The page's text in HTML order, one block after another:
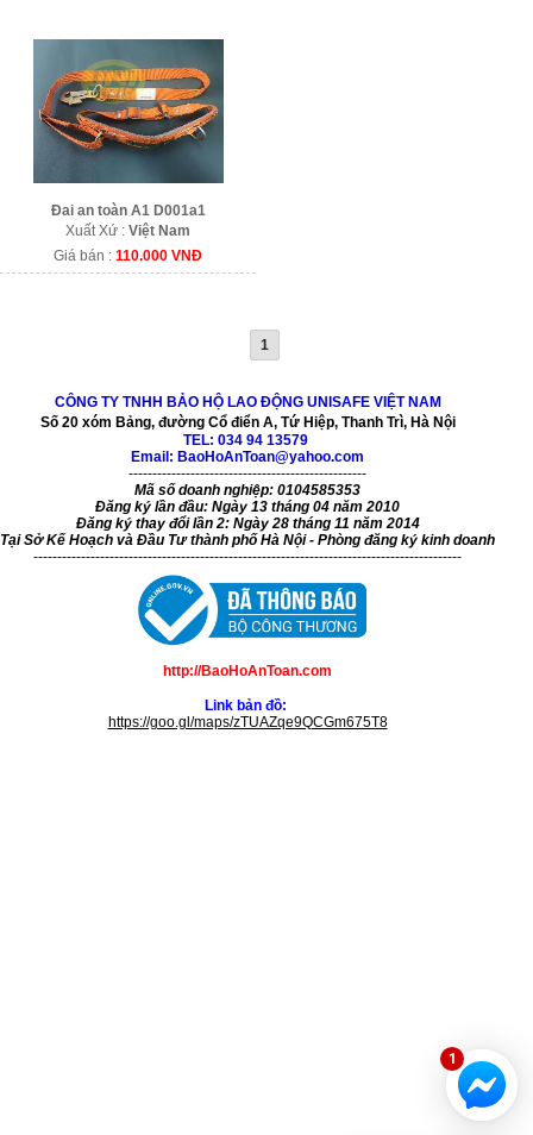
Đai an toàn A1 D001a1
Xuất Xứ :Việt Nam
Giá bán :110.000 VNĐ
1
CÔNG TY TNHH BẢO HỘ LAO ĐỘNG UNISAFE VIỆT NAM
Số 20 xóm Bảng, đường Cổ điển A, Tứ Hiệp, Thanh Trì, Hà Nội
TEL: 034 94 13579
Email: BaoHoAnToan@yahoo.com
--------------------------------------------------
Mã số doanh nghiệp: 0104585353
Đăng ký lần đầu: Ngày 13 tháng 04 năm 2010
Đăng ký thay đổi lần 2: Ngày 28 tháng 11 năm 2014
Tại Sở Kế Hoạch và Đầu Tư thành phố Hà Nội - Phòng đăng ký kinh doanh
------------------------------------------------------------------------------------------
http://BaoHoAnToan.com
Link bản đồ:
https://goo.gl/maps/zTUAZqe9QCGm675T8
1